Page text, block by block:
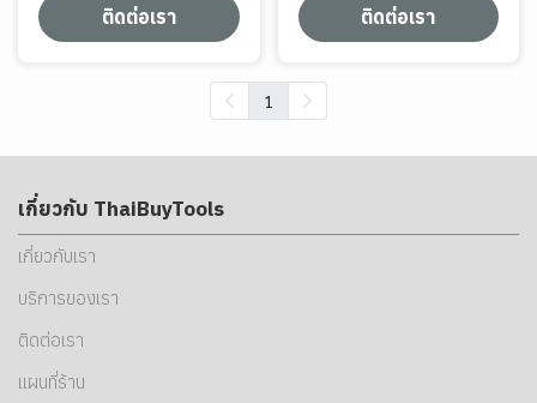
ติดต่อเรา ติดต่อเรา
1
เกี่ยวกับ ThaiBuyTools
เกี่ยวกับเรา
บริการของเรา
ติดต่อเรา
แผนที่ร้าน